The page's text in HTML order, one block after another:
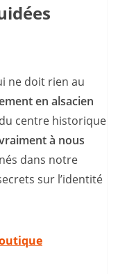
ne doit rien au
en alsacien
centre historique
à nous
dans notre
sur l’identité